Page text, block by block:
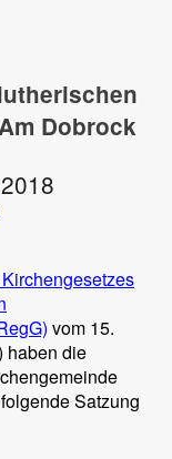
Dobrock
vom 15.
haben die
Satzung